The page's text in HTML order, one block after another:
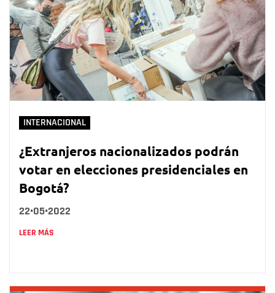
INTERNACIONAL
¿Extranjeros nacionalizados podrán
votar en elecciones presidenciales en
Bogotá?
22•05•2022
LEER MÁS